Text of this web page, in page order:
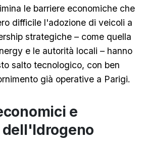
le barriere economiche che
difficile l'adozione di veicoli a
strategiche – come quella
e le autorità locali – hanno
salto tecnologico, con ben
già operative a Parigi.
e